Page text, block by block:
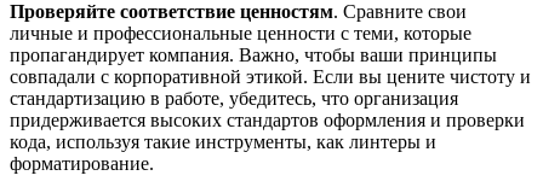
Проверяйте соответствие ценностям. Сравните свои
личные и профессиональные ценности с теми, которые
пропагандирует компания. Важно, чтобы ваши принципы
совпадали с корпоративной этикой. Если вы цените чистоту и
стандартизацию в работе, убедитесь, что организация
придерживается высоких стандартов оформления и проверки
кода, используя такие инструменты, как линтеры и
форматирование.